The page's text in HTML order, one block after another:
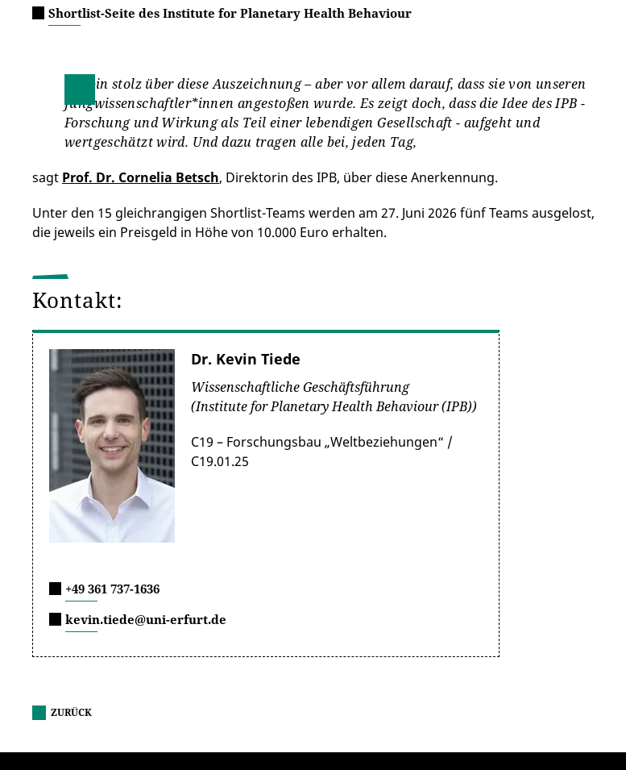
Shortlist-Seite des Institute for Planetary Health Behaviour
Ich bin stolz über diese Auszeichnung – aber vor allem darauf, dass sie von unseren
Jungwissenschaftler*innen angestoßen wurde. Es zeigt doch, dass die Idee des IPB -
Forschung und Wirkung als Teil einer lebendigen Gesellschaft - aufgeht und
wertgeschätzt wird. Und dazu tragen alle bei, jeden Tag,
sagt Prof. Dr. Cornelia Betsch, Direktorin des IPB, über diese Anerkennung.
Unter den 15 gleichrangigen Shortlist-Teams werden am 27. Juni 2026 fünf Teams ausgelost,
die jeweils ein Preisgeld in Höhe von 10.000 Euro erhalten.
Kontakt:
Dr. Kevin Tiede
Wissenschaftliche Geschäftsführung
(Institute for Planetary Health Behaviour (IPB))
C19 – Forschungsbau „Weltbeziehungen“ /
C19.01.25
+49 361 737-1636
kevin.tiede@uni-erfurt.de
ZURÜCK